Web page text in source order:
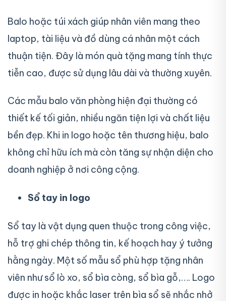
Balo hoặc túi xách giúp nhân viên mang theo
laptop, tài liệu và đồ dùng cá nhân một cách
thuận tiện. Đây là món quà tặng mang tính thực
tiễn cao, được sử dụng lâu dài và thường xuyên.
Các mẫu balo văn phòng hiện đại thường có
thiết kế tối giản, nhiều ngăn tiện lợi và chất liệu
bền đẹp. Khi in logo hoặc tên thương hiệu, balo
không chỉ hữu ích mà còn tăng sự nhận diện cho
doanh nghiệp ở nơi công cộng.
Sổ tay in logo
Sổ tay là vật dụng quen thuộc trong công việc,
hỗ trợ ghi chép thông tin, kế hoạch hay ý tưởng
hằng ngày. Một số mẫu sổ phù hợp tặng nhân
viên như sổ lò xo, sổ bìa còng, sổ bìa gỗ,…. Logo
được in hoặc khắc laser trên bìa sổ sẽ nhắc nhở